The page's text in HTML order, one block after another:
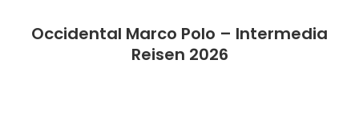
Occidental Marco Polo – Intermedia
Reisen 2026